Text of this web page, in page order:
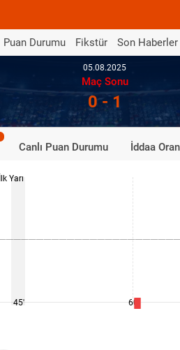
Puan Durumu Fikstür Son Haberler
05.08.2025
Maç Sonu
0 - 1
Canlı Puan Durumu İddaa
İlk Yarı
45' 60'